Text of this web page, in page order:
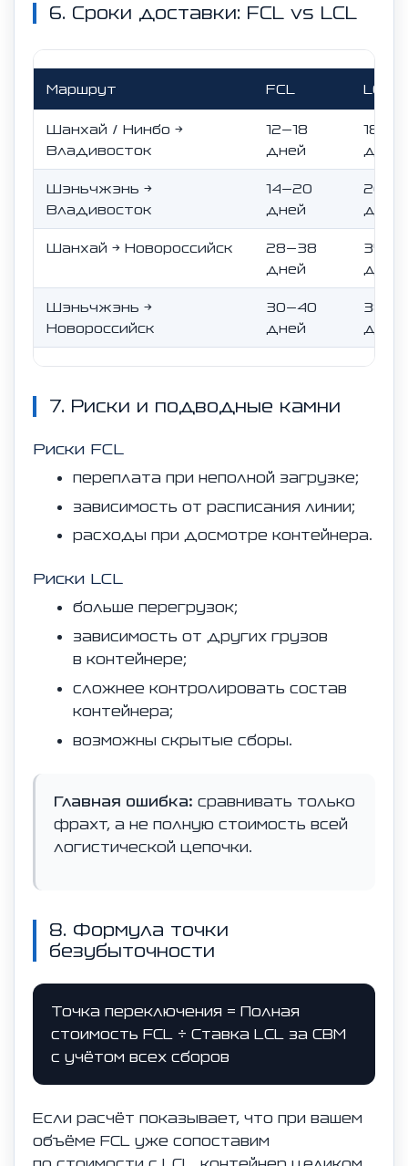
6. Сроки доставки: FCL vs LCL
Маршрут FCL LCL
Шанхай / Нинбо →
Владивосток
12–18
дней
дней
Шэньчжэнь →
Владивосток
14–20
дней
дней
Шанхай → Новороссийск
28–38
дней
дней
Шэньчжэнь →
Новороссийск
30–40
дней
дней
7. Риски и подводные камни
Риски FCL
переплата при неполной загрузке;
зависимость от расписания линии;
расходы при досмотре контейнера.
Риски LCL
больше перегрузок;
зависимость от других грузов
в контейнере;
сложнее контролировать состав
контейнера;
возможны скрытые сборы.
Главная ошибка: сравнивать только
фрахт, а не полную стоимость всей
логистической цепочки.
8. Формула точки
безубыточности
Точка переключения = Полная
стоимость FCL ÷ Ставка LCL за CBM
с учётом всех сборов
Если расчёт показывает, что при вашем
объёме FCL уже сопоставим